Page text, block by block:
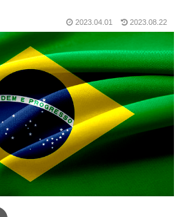
2023.04.01 2023.08.22